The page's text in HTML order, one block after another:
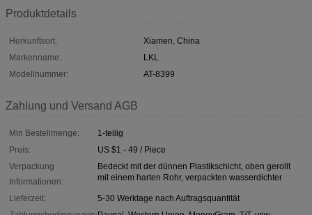
Produktdetails
Herkunftsort:
Xiamen, China
Markenname:
LKL
Modellnummer:
AT-8399
Zahlung und Versand AGB
Min Bestellmenge:
1-teilig
Preis:
US $1 - 49 / Piece
Verpackung
Informationen:
Bedeckt mit der dünnen Plastikschicht, oben gerollt
mit einem harten Rohr, verpackten wasserdichter
Lieferzeit:
5-30 Werktage nach Auftragsquantität